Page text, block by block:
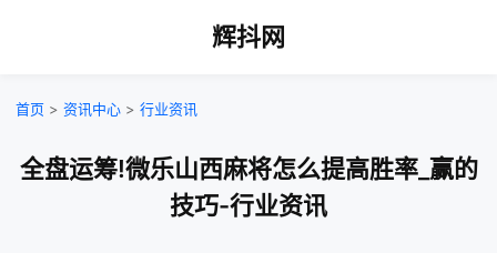
辉抖网
首页 > 资讯中心 > 行业资讯
全盘运筹!微乐山西麻将怎么提高胜率_赢的
技巧-行业资讯